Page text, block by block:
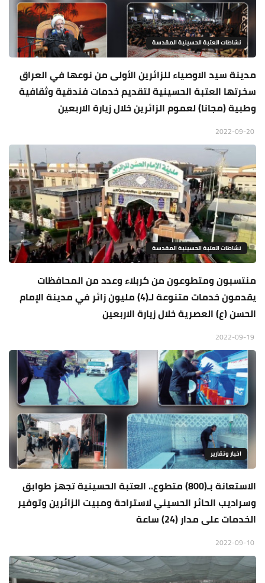
نشاطات العتبة الحسينية المقدسة
مدينة سيد الاوصياء للزائرين الأولى من نوعها في العراق
سخرتها العتبة الحسينية لتقديم خدمات فندقية وثقافية
وطبية (مجانا) لعموم الزائرين خلال زيارة الاربعين
نشاطات العتبة الحسينية المقدسة
منتسبون ومتطوعون من كربلاء وعدد من المحافظات
يقدمون خدمات متنوعة لـ(4) مليون زائر في مدينة الإمام
الحسن (ع) العصرية خلال زيارة الاربعين
اخبار وتقارير
الاستعانة بـ(800) متطوع.. العتبة الحسينية تجهز طوابق
وسراديب الحائر الحسيني لاستراحة ومبيت الزائرين وتوفير
الخدمات على مدار (24) ساعة